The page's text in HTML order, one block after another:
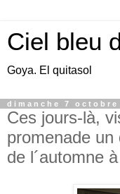
Ciel bleu
Goya. El quitasol
dimanche 7 octobre
Ces jours-là,
promenade un
de l´automne